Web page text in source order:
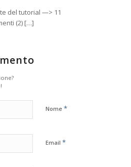
del tutorial —> 11
(2) […]
Nome *
Email *